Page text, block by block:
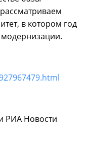
в котором год
РИА Новости